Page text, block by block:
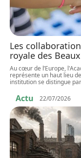
Les
royale des
Au cœur de l’Europe,
représente un haut lieu
institution se distingue par
Actu 22/07/2026